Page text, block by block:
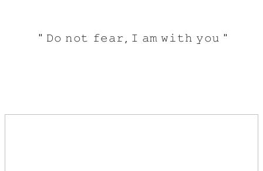
" 𝙳𝚘 𝚗𝚘𝚝 𝚏𝚎𝚊𝚛, 𝙸 𝚊𝚖 𝚠𝚒𝚝𝚑 𝚢𝚘𝚞 "